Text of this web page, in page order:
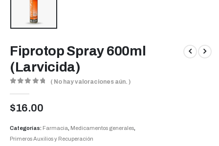
Fiprotop Spray 600ml
(Larvicida)
( No hay valoraciones aún. )
$16.00
Categorías: Farmacia, Medicamentos generales,
Primeros Auxilios y Recuperación